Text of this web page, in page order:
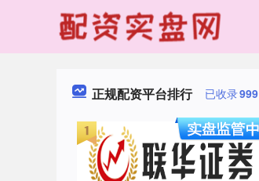
正规配资平台排行 已收录999